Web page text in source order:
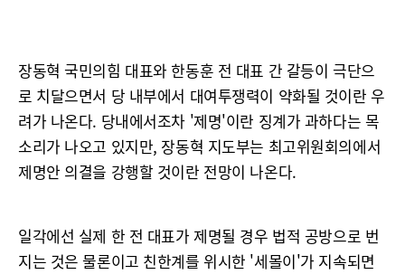
장동혁 국민의힘 대표와 한동훈 전 대표 간 갈등이 극단으
로 치달으면서 당 내부에서 대여투쟁력이 약화될 것이란 우
려가 나온다. 당내에서조차 '제명'이란 징계가 과하다는 목
소리가 나오고 있지만, 장동혁 지도부는 최고위원회의에서
제명안 의결을 강행할 것이란 전망이 나온다.
일각에선 실제 한 전 대표가 제명될 경우 법적 공방으로 번
지는 것은 물론이고 친한계를 위시한 '세몰이'가 지속되면